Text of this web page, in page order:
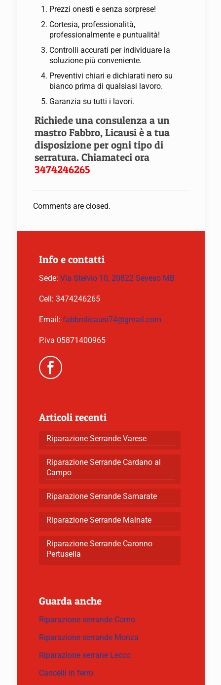
Prezzi onesti e senza sorprese!
Cortesia, professionalità,
professionalmente e puntualità!
Controlli accurati per individuare la
soluzione più conveniente.
Preventivi chiari e dichiarati nero su
bianco prima di qualsiasi lavoro.
Garanzia su tutti i lavori.
Richiede una consulenza a un
mastro Fabbro, Licausi è a tua
disposizione per ogni tipo di
serratura. Chiamateci ora
3474246265
Comments are closed.
Info e contatti
Sede: Via Stelvio 10, 20822 Seveso MB
Cell: 3474246265
Email: fabbrolicausi74@gmail.com
P.iva 05871400965
Articoli recenti
Riparazione Serrande Varese
Riparazione Serrande Cardano al
Campo
Riparazione Serrande Samarate
Riparazione Serrande Malnate
Riparazione Serrande Caronno
Pertusella
Guarda anche
Riparazione serrande Como
Riparazione serrande Monza
Riparazione serrane Lecco
Cancelli in ferro